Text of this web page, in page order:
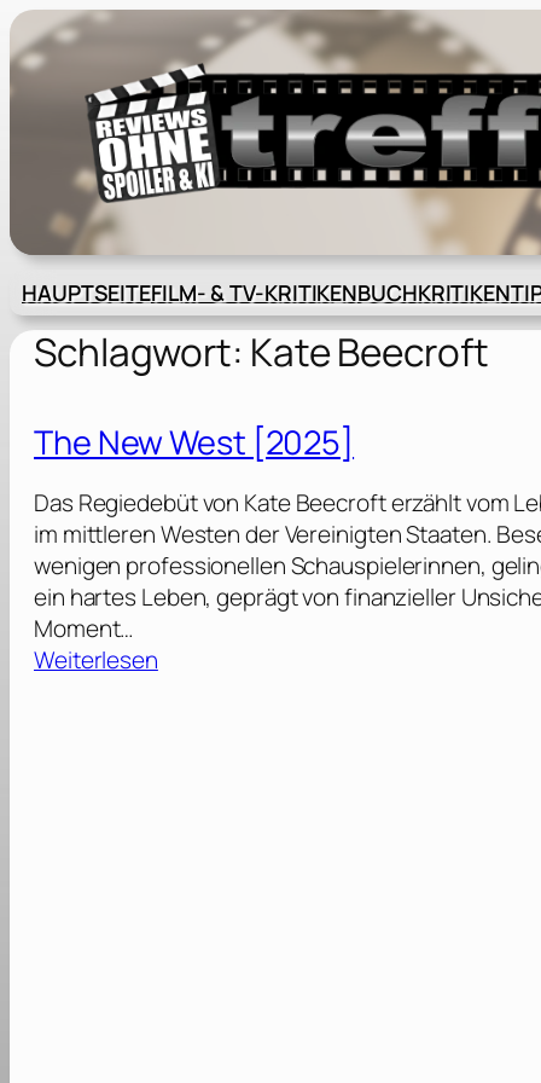
Zum
Inhalt
springen
HAUPTSEITEFILM- & TV-KRITIKENBUCHKRITIKEN
Schlagwort: Kate Beecroft
The New West [2025]
Das Regiedebüt von Kate Beecroft erzählt vom
im mittleren Westen der Vereinigten Staaten.
wenigen professionellen Schauspielerinnen,
ein hartes Leben, geprägt von finanzieller
Moment…
Weiterlesen: